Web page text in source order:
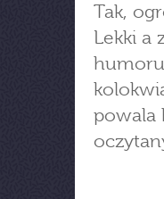
Tak,
Lekki a
powala